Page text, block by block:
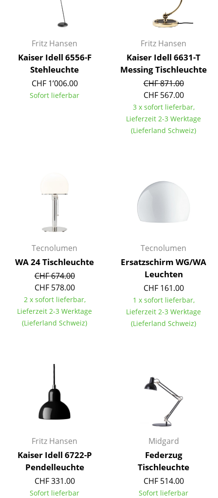
Bücherregale
Wandregale
TV Möbel
Beistell- & Rollcontainer
Hängeleuchten & Deckenleuchten
Tischleuchten
Schreibtischleuchten
Stehleuchten & Leseleuchten
Bodenleuchten
Wandleuchten
Akkuleuchten
... alle Leuchten
Betten
Stapelbetten
Kinderbetten
Fritz Hansen
Kaiser Idell 6556-F
Stehleuchte
CHF 1’006.00
Sofort lieferbar
Fritz Hansen
Kaiser Idell 6631-T
Messing Tischleuchte
CHF 871.00
CHF 567.00
3 x sofort lieferbar,
Lieferzeit 2-3 Werktage
(Lieferland Schweiz)
Tecnolumen
WA 24 Tischleuchte
CHF 674.00
CHF 578.00
2 x sofort lieferbar,
Lieferzeit 2-3 Werktage
(Lieferland Schweiz)
Tecnolumen
Ersatzschirm WG/WA
Leuchten
CHF 161.00
1 x sofort lieferbar,
Lieferzeit 2-3 Werktage
(Lieferland Schweiz)
Fritz Hansen
Kaiser Idell 6722-P
Pendelleuchte
CHF 331.00
Sofort lieferbar
Midgard
Federzug
Tischleuchte
CHF 514.00
Sofort lieferbar